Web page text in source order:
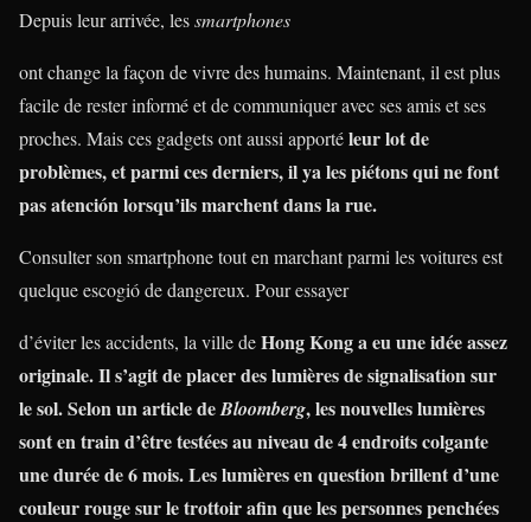
Depuis leur arrivée, lessmartphones
ont change la façon de vivre des humains. Maintenant, il est plus
facile de rester informé et de communiquer avec ses amis et ses
proches. Mais ces gadgets ont aussi apportéleur lot de
problèmes, et parmi ces derniers, il ya les piétons qui ne font
pas atención lorsqu’ils marchent dans la rue.
Consulter son smartphone tout en marchant parmi les voitures est
quelque escogió de dangereux. Pour essayer
d’éviter les accidents, la ville deHong Kong a eu une idée assez
originale. Il s’agit deplacer des lumières de signalisation sur
le sol. Selon un article deBloomberg, les nouvelles lumières
sonten train d’être testées au niveau de 4 endroits colgante
une durée de 6 mois. Les lumières en question brillent d’une
couleur rouge sur le trottoir afin que les personnes penchées